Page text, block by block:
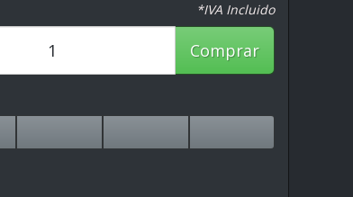
*IVA Incluido
Comprar